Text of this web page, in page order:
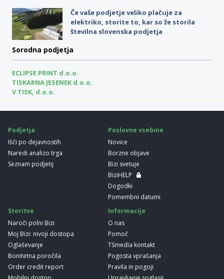
Če vaše podjetje veliko plačuje za
elektriko, storite to, kar so že storila
številna slovenska podjetja
Sorodna podjetja
ECLIPSE PRINT d.o.o.
TISKARNA JESENEK d.o.o.
V TISK, d.o.o.
Podjetja
Išči po dejavnostih
Naredi analizo trga
Seznam podjetij
Poslovne vsebine
Novice
Borzne objave
Bizi svetuje
BiziHELP
Dogodki
Pomembni datumi
Storitve
Naroči polni Bizi
Moj Bizi: nivoji dostopa
Oglaševanje
Bonitetna poročila
Order credit report
Informacije
O nas
Pomoč
TSmedia kontakt
Pogosta vprašanja
Pravila in pogoji